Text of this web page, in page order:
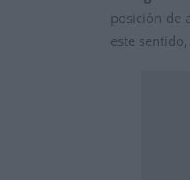
posición de
este